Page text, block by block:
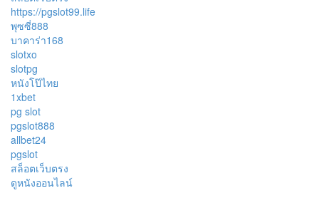
https://pgslot99.life
พุซซี่888
บาคาร่า168
slotxo
slotpg
หนังโป๊ไทย
1xbet
pg slot
pgslot888
allbet24
pgslot
สล็อตเว็บตรง
ดูหนังออนไลน์